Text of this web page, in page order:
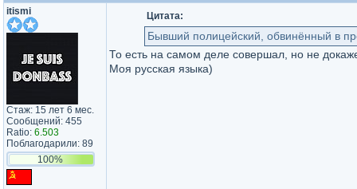
itismi
Стаж: 15 лет 6 мес.
Сообщений: 455
Ratio: 6.503
Поблагодарили: 89
100%
Цитата:
Бывший полицейский, обвинённый в
То есть на самом деле совершал, но не
Моя русская языка)